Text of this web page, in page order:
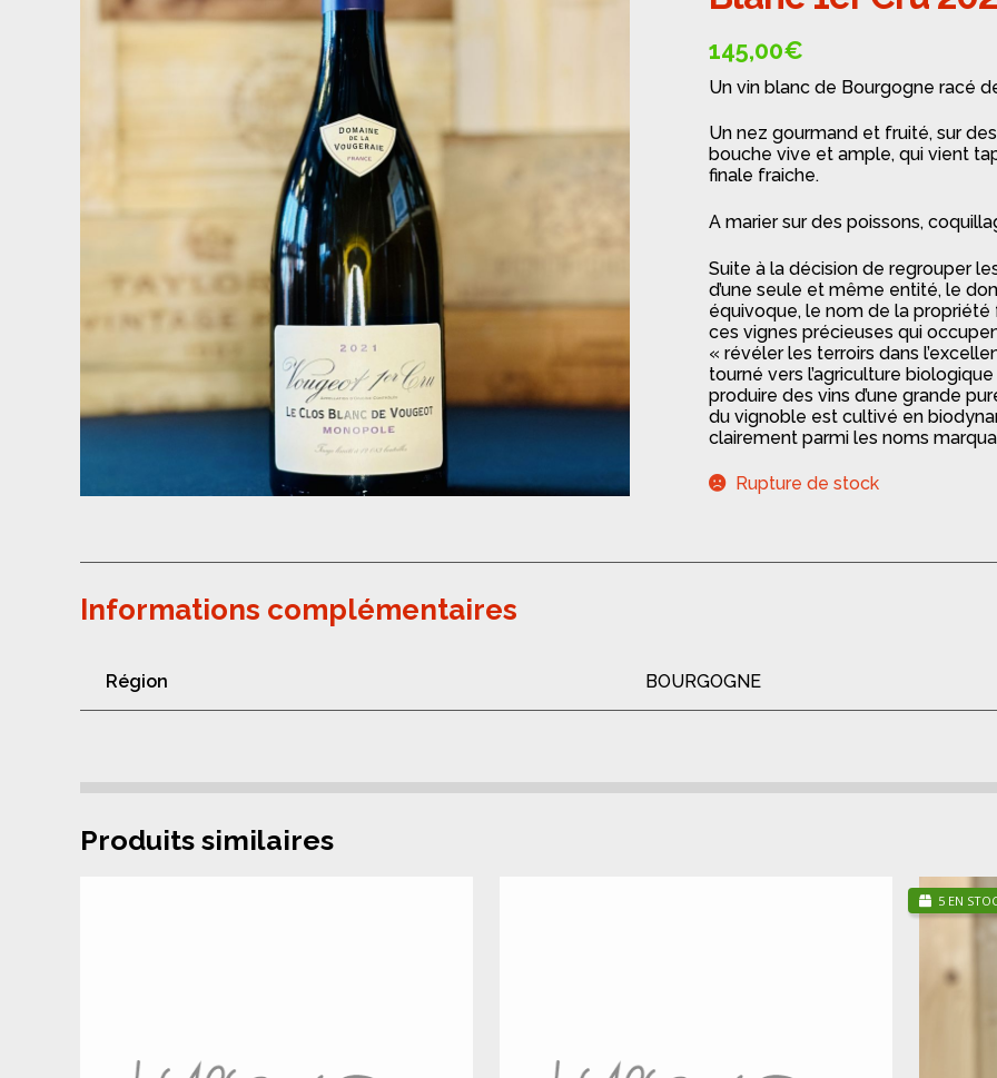
145,00€
Un vin blanc de Bourgogne racé
Un nez gourmand et fruité, sur
bouche vive et ample, qui vient
finale fraiche.
A marier sur des poissons,
Suite à la décision de regrouper
d’une seule et même entité, le
équivoque, le nom de la
ces vignes précieuses qui
« révéler les terroirs dans
tourné vers l’agriculture
produire des vins d’une grande
du vignoble est cultivé en
clairement parmi les noms
Rupture de stock
Informations complémentaires
Région BOURGOGNE
Produits similaires
5 EN